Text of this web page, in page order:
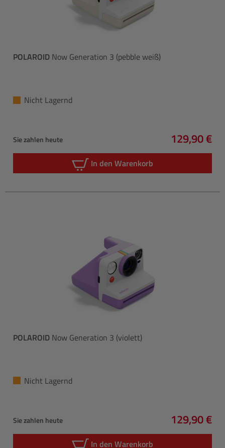
POLAROID Now Generation 3 (pebble weiß)
Nicht Lagernd
Sie zahlen heute
Regulärer
129,90 €
In den Warenkorb
POLAROID Now Generation 3 (violett)
Nicht Lagernd
Sie zahlen heute
Regulärer
129,90 €
In den Warenkorb